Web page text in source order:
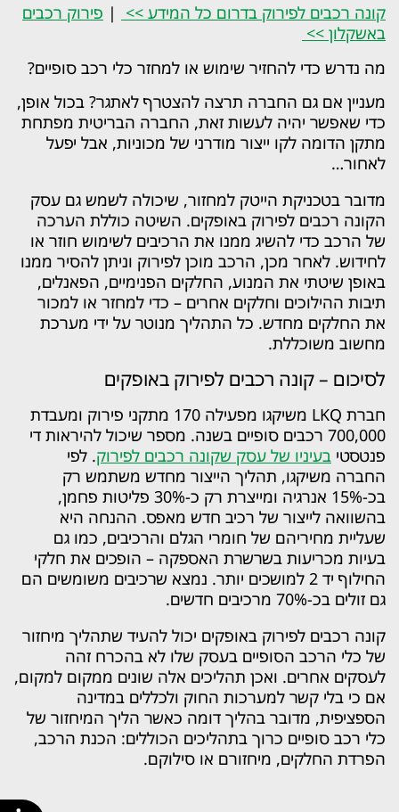
קונה רכבים לפירוק בדרום כל המידע >> | פירוק רכבים
באשקלון >>
מה נדרש כדי להחזיר שימוש או למחזר כלי רכב סופיים?
מעניין אם גם החברה תרצה להצטרף לאתגר? בכול אופן,
כדי שאפשר יהיה לעשות זאת, החברה הבריטית מפתחת
מתקן הדומה לקו ייצור מודרני של מכוניות, אבל יפעל
לאחור…
מדובר בטכניקת הייטק למחזור, שיכולה לשמש גם עסק
הקונה רכבים לפירוק באופקים. השיטה כוללת הערכה
של הרכב כדי להשיג ממנו את הרכיבים לשימוש חוזר או
לחידוש. לאחר מכן, הרכב מוכן לפירוק וניתן להסיר ממנו
באופן שיטתי את המנוע, החלקים הפנימיים, הפאנלים,
תיבות ההילוכים וחלקים אחרים – כדי למחזר או למכור
את החלקים מחדש. כל התהליך מנוטר על ידי מערכת
מחשוב משוכללת.
לסיכום – קונה רכבים לפירוק באופקים
חברת LKQ משיקגו מפעילה 170 מתקני פירוק ומעבדת
700,000 רכבים סופיים בשנה. מספר שיכול להיראות די
פנטסטי בעיניו של עסק שקונה רכבים לפירוק. לפי
החברה משיקגו, תהליך הייצור מחדש משתמש רק
בכ-15% אנרגיה ומייצרת רק כ-30% פליטות פחמן,
בהשוואה לייצור של רכיב חדש מאפס. ההנחה היא
שעליית מחיריהם של חומרי הגלם והרכיבים, כמו גם
בעיות מכריעות בשרשרת האספקה – הופכים את חלקי
החילוף יד 2 למושכים יותר. נמצא שרכיבים משומשים הם
גם זולים בכ-70% מרכיבים חדשים.
קונה רכבים לפירוק באופקים יכול להעיד שתהליך מיחזור
של כלי הרכב הסופיים בעסק שלו לא בהכרח זהה
לעסקים אחרים. ואכן תהליכים אלה שונים ממקום למקום,
אם כי בלי קשר למערכות החוק ולכללים במדינה
הספציפית, מדובר בהליך דומה כאשר הליך המיחזור של
כלי רכב סופיים כרוך בתהליכים הכוללים: הכנת הרכב,
הפרדת החלקים, מיחזורם או סילוקם.